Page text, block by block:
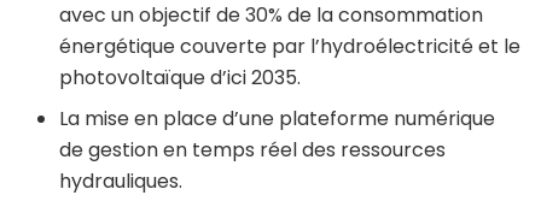
avec un objectif de 30% de la consommation
énergétique couverte par l’hydroélectricité et le
photovoltaïque d’ici 2035.
La mise en place d’une plateforme numérique
de gestion en temps réel des ressources
hydrauliques.